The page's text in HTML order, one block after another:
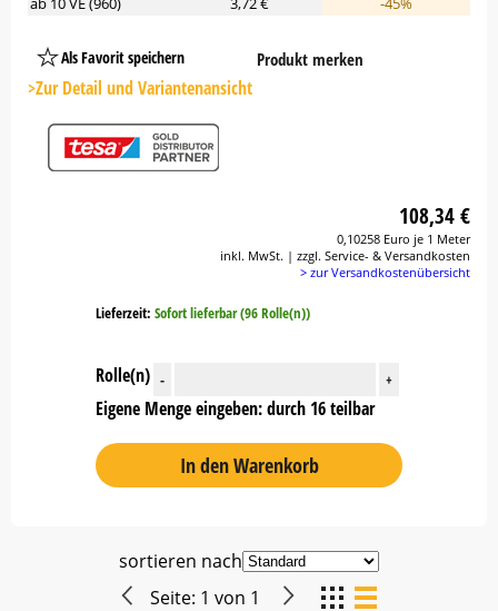
Als Favorit speichern
Platzhalter
Button
Produkt merken
>Zur Detail und Variantenansicht
108,34 €
0,10258 Euro je 1 Meter
inkl. MwSt. | zzgl. Service- & Versandkosten
> zur Versandkostenübersicht
Lieferzeit: Sofort lieferbar (96 Rolle(n))
Rolle(n) - +
Eigene Menge eingeben: durch 16 teilbar
In den Warenkorb
sortieren nach
Seite: 1 von 1